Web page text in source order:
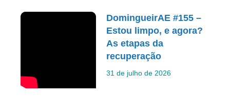
DomingueirAE #155 –
Estou limpo, e agora?
As etapas da
recuperação
31 de julho de 2026